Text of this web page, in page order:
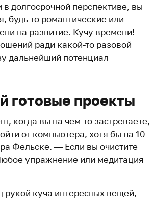
долгосрочной перспективе, вы
будь то романтические или
на развитие. Кучу времени!
ради какой-то разовой
дальнейший потенциал
готовые проекты
когда вы на чем-то застреваете,
от компьютера, хотя бы на 10
Фельске. — Если вы очистите
упражнение или медитация
рукой куча интересных вещей,